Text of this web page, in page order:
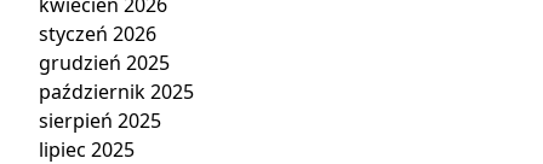
styczeń 2026
grudzień 2025
październik 2025
sierpień 2025
lipiec 2025